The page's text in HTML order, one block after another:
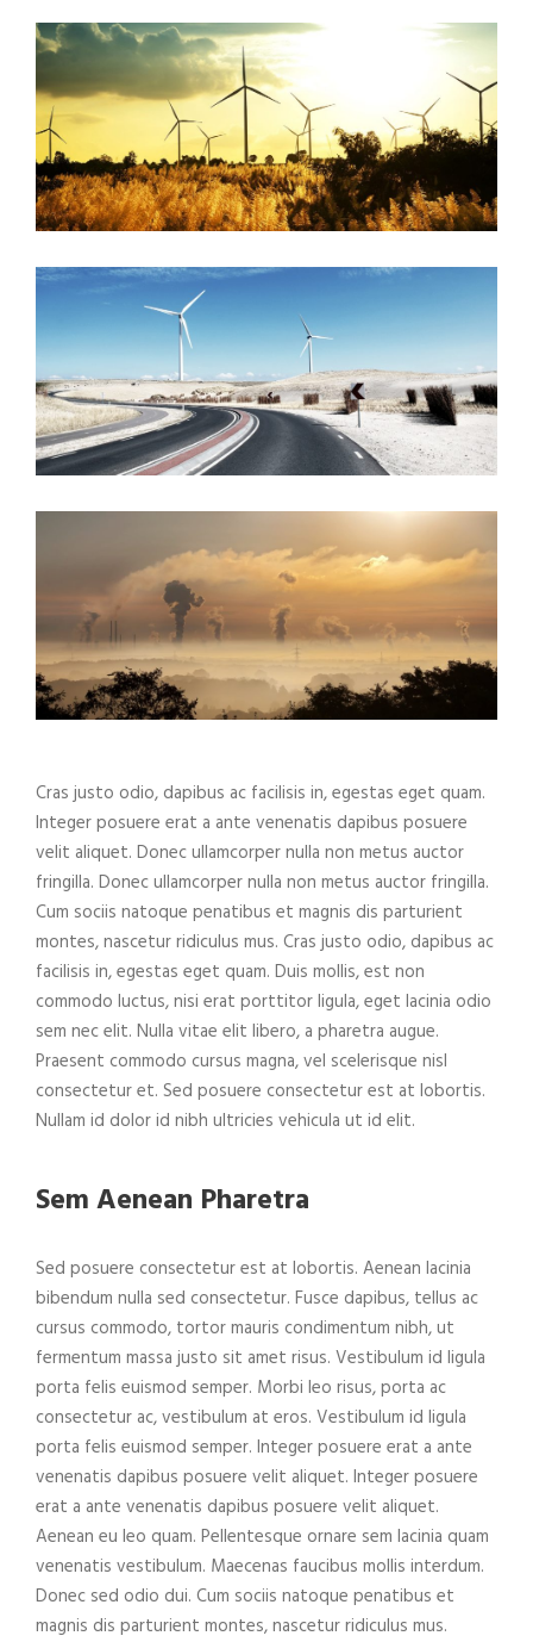
Cras justo odio, dapibus ac facilisis in, egestas eget quam.
Integer posuere erat a ante venenatis dapibus posuere
velit aliquet. Donec ullamcorper nulla non metus auctor
fringilla. Donec ullamcorper nulla non metus auctor fringilla.
Cum sociis natoque penatibus et magnis dis parturient
montes, nascetur ridiculus mus. Cras justo odio, dapibus ac
facilisis in, egestas eget quam. Duis mollis, est non
commodo luctus, nisi erat porttitor ligula, eget lacinia odio
sem nec elit. Nulla vitae elit libero, a pharetra augue.
Praesent commodo cursus magna, vel scelerisque nisl
consectetur et. Sed posuere consectetur est at lobortis.
Nullam id dolor id nibh ultricies vehicula ut id elit.
Sem Aenean Pharetra
Sed posuere consectetur est at lobortis. Aenean lacinia
bibendum nulla sed consectetur. Fusce dapibus, tellus ac
cursus commodo, tortor mauris condimentum nibh, ut
fermentum massa justo sit amet risus. Vestibulum id ligula
porta felis euismod semper. Morbi leo risus, porta ac
consectetur ac, vestibulum at eros. Vestibulum id ligula
porta felis euismod semper. Integer posuere erat a ante
venenatis dapibus posuere velit aliquet. Integer posuere
erat a ante venenatis dapibus posuere velit aliquet.
Aenean eu leo quam. Pellentesque ornare sem lacinia quam
venenatis vestibulum. Maecenas faucibus mollis interdum.
Donec sed odio dui. Cum sociis natoque penatibus et
magnis dis parturient montes, nascetur ridiculus mus.